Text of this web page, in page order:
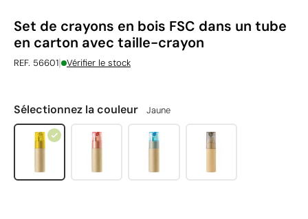
Set de crayons en bois FSC dans un tube
en carton avec taille-crayon
REF. 56601| Vérifier le stock
Sélectionnez la couleur Jaune